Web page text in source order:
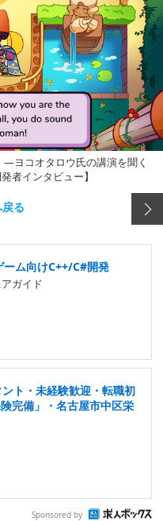
ヨコオタロウ氏の講演を聞く
者インタビュー】
戻る
ム向けC++/C#開発
ガイド
ト・未経験歓迎・転職初
完備」・名古屋市中区栄
Sponsored by